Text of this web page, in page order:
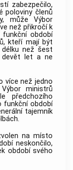
zabezpečilo,
poloviny členů
může Výbor
než přikročí k
funkční období
kteří mají být
než šest
devět let a ne
více než jedno
ministrů
předchozího
funkční období
tajemník
na místo
neskončilo,
období svého